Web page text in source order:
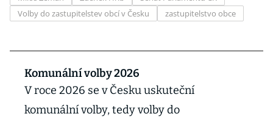
Volby do zastupitelstev obcí v Česku
zastupitelstvo obce
Komunální volby 2026
V roce 2026 se v Česku uskuteční
komunální volby, tedy volby do